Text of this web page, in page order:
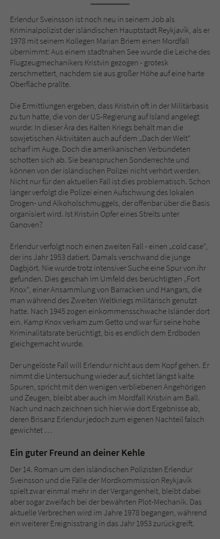
Erlendur Sveinsson ist noch neu in seinem Job als
Kriminalpolizist der isländischen Hauptstadt Reykjavík, als er
1978 mit seinem Kollegen Marian Briem einen Mordfall
übernimmt: Aus einem stadtnahen See wurde die Leiche des
Flugzeugmechanikers Kristvin gezogen - grotesk
zerschmettert, nachdem sie aus großer Höhe auf eine harte
Oberfläche prallte.
Die Ermittlungen ergeben, dass Kristvin oft in der Militärbasis
zu tun hatte, die von der US-Regierung auf Island angelegt
wurde: In dieser Ära des Kalten Kriegs behält man die
sowjetischen Aktivitäten auch auf dem „Dach der Welt“
scharf im Auge. Doch die amerikanischen Verbündeten
schotten sich ab. Sie beanspruchen Sonderrechte und
können von der isländischen Polizei nicht verhört werden.
Nicht nur für den aktuellen Fall ist dies problematisch. Schon
länger verfolgt die Polizei einen Aufschwung des lokalen
Drogen- und Alkoholschmuggels, der offenbar über die Basis
organisiert wird. Ist Kristvin Opfer eines Streits unter
Ganoven?
Erlendur verfolgt noch einen zweiten Fall - einen „cold case“,
der ins Jahr 1953 datiert. Damals verschwand die junge
Dagbjört. Nie wurde trotz intensiver Suche eine Spur von ihr
gefunden. Dies geschah im Umfeld des berüchtigten „Fort
Knox“, einer Ansammlung von Barracken und Hangars, die
man während des Zweiten Weltkriegs militärisch genutzt
hatte. Nach 1945 zogen einkommensschwache Isländer dort
ein. Kamp Knox verkam zum Getto und war für seine hohe
Kriminalitätsrate berüchtigt, bis es endlich dem Erdboden
gleichgemacht wurde.
Der ungelöste Fall will Erlendur nicht aus dem Kopf gehen. Er
nimmt die Untersuchung wieder auf, sichtet längst kalte
Spuren, spricht mit den wenigen verbliebenen Angehörigen
und Zeugen, bleibt aber auch im Mordfall Kristvin am Ball.
Nach und nach zeichnen sich hier wie dort Ergebnisse ab,
deren Brisanz Erlendur jedoch zum eigenen Nachteil falsch
gewichtet …
Ein guter Freund an deiner Kehle
Der 14. Roman um den isländischen Polizisten Erlendur
Sveinsson und die Fälle der Mordkommission Reykjavík
spielt zwar einmal mehr in der Vergangenheit, bleibt dabei
aber sogar zweifach bei der bewährten Plot-Mechanik. Das
aktuelle Verbrechen wird im Jahre 1978 begangen, während
ein weiterer Ereignisstrang in das Jahr 1953 zurückgreift.
Sicherheitscode des Kontaktformulars zu